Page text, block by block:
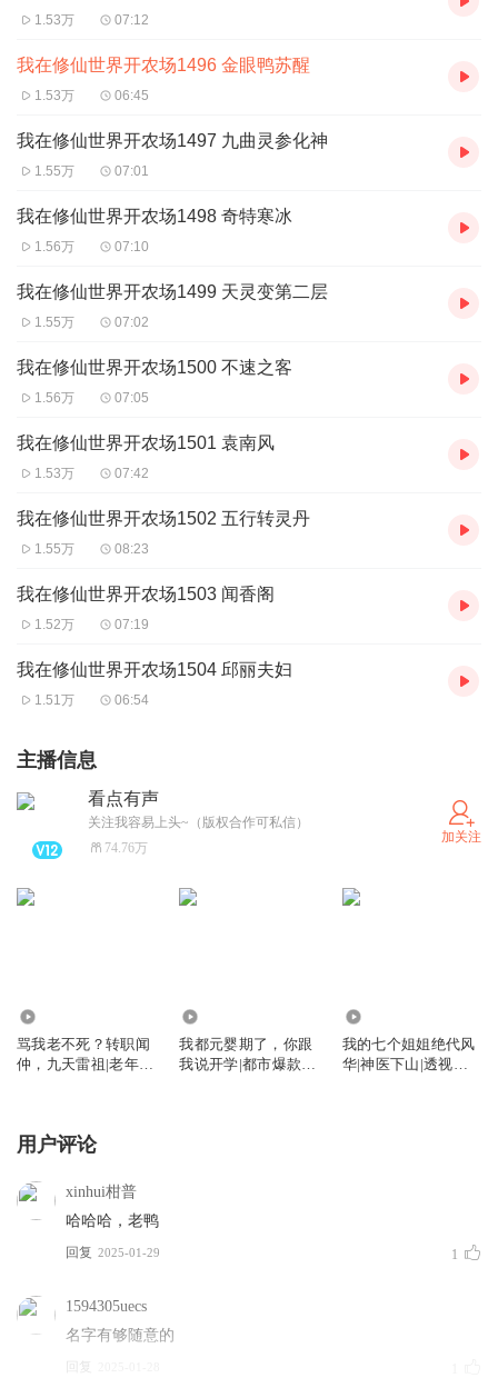
1.53万 07:12
我在修仙世界开农场1496 金眼鸭苏醒
1.53万 06:45
我在修仙世界开农场1497 九曲灵参化神
1.55万 07:01
我在修仙世界开农场1498 奇特寒冰
1.56万 07:10
我在修仙世界开农场1499 天灵变第二层
1.55万 07:02
我在修仙世界开农场1500 不速之客
1.56万 07:05
我在修仙世界开农场1501 袁南风
1.53万 07:42
我在修仙世界开农场1502 五行转灵丹
1.55万 08:23
我在修仙世界开农场1503 闻香阁
1.52万 07:19
我在修仙世界开农场1504 邱丽夫妇
1.51万 06:54
主播信息
看点有声
关注我容易上头~（版权合作可私信）
74.76万
加关注
骂我老不死？转职闻
仲，九天雷祖|老年热
我都元婴期了，你跟
我说开学|都市爆款|
我的七个姐姐绝代风
华|神医下山|透视神
用户评论
xinhui柑普
哈哈哈，老鸭
回复 2025-01-29 1
1594305uecs
名字有够随意的
回复